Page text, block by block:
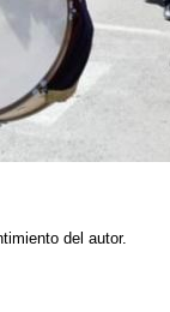
del autor.